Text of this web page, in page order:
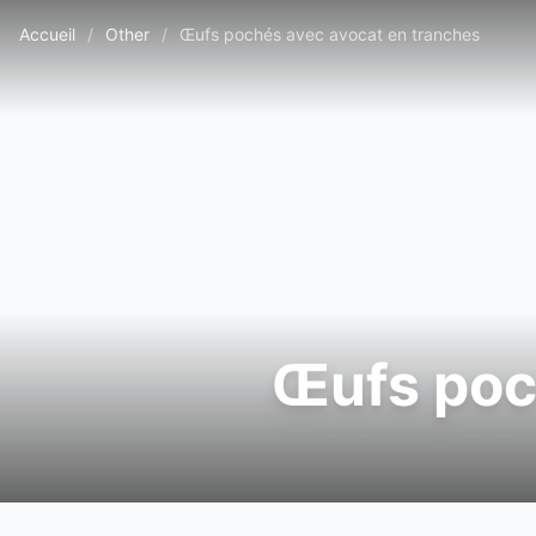
Accueil / Other / Œufs pochés avec avocat en tranches
Œufs